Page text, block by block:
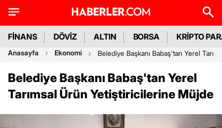
FİNANS DÖVİZ ALTIN BORSA KRİPTO
Anasayfa Ekonomi Belediye Başkanı Babaş'tan Yerel
Belediye Başkanı Babaş'tan Yerel
Tarımsal Ürün Yetiştiricilerine Müjde